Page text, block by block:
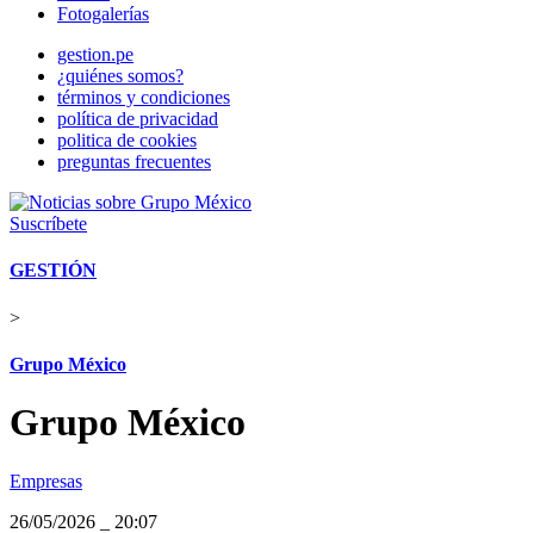
Fotogalerías
gestion.pe
¿quiénes somos?
términos y condiciones
política de privacidad
politica de cookies
preguntas frecuentes
Suscríbete
GESTIÓN
>
Grupo México
Grupo México
Empresas
26/05/2026
20:07